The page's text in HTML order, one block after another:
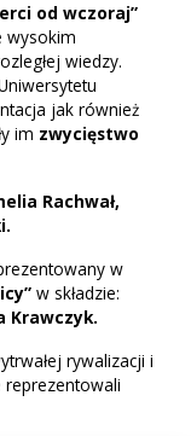
od wczoraj”
wysokim
wiedzy.
jak również
im zwycięstwo
Rachwał,
w
w składzie:
Krawczyk.
rywalizacji i